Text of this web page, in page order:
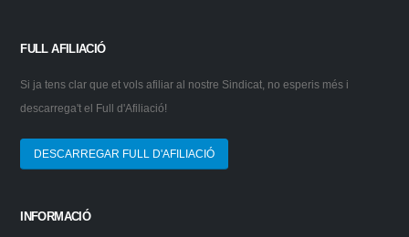
FULL AFILIACIÓ
Si ja tens clar que et vols afiliar al nostre Sindicat, no esperis més i
descarrega't el Full d'Afiliació!
DESCARREGAR FULL D'AFILIACIÓ
INFORMACIÓ